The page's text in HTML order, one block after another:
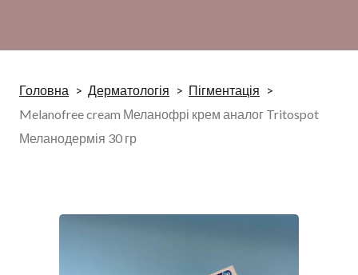
Головна Дерматологія
Пігментація
Melanofree cream Меланофрі крем аналог Tritospot
Меланодермія 30 гр